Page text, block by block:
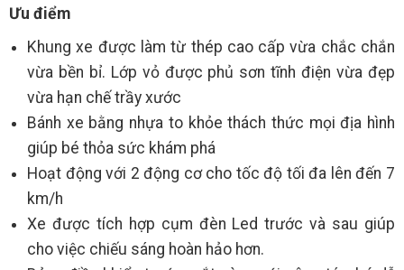
Ưu điểm
Khung xe được làm từ thép cao cấp vừa chắc chắn
vừa bền bỉ. Lớp vỏ được phủ sơn tĩnh điện vừa đẹp
vừa hạn chế trầy xước
Bánh xe bằng nhựa to khỏe thách thức mọi địa hình
giúp bé thỏa sức khám phá
Hoạt động với 2 động cơ cho tốc độ tối đa lên đến 7
km/h
Xe được tích hợp cụm đèn Led trước và sau giúp
cho việc chiếu sáng hoàn hảo hơn.